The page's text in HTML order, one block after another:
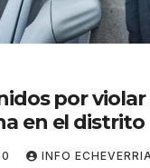
por violar
en el distrito
INFO